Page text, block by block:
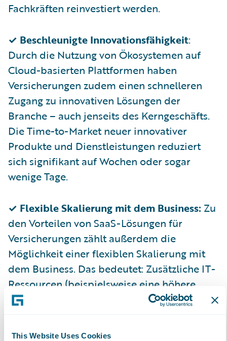
This Website Uses Cookies
Fachkräften reinvestiert werden.
✓ Beschleunigte Innovationsfähigkeit:
Durch die Nutzung von Ökosystemen auf
Cloud-basierten Plattformen haben
Versicherungen zudem einen schnelleren
Zugang zu innovativen Lösungen der
Branche – auch jenseits des Kerngeschäfts.
Die Time-to-Market neuer innovativer
Produkte und Dienstleistungen reduziert
sich signifikant auf Wochen oder sogar
wenige Tage.
✓ Flexible Skalierung mit dem Business: Zu
den Vorteilen von SaaS-Lösungen für
Versicherungen zählt außerdem die
Möglichkeit einer flexiblen Skalierung mit
dem Business. Das bedeutet: Zusätzliche IT-
Ressourcen (beispielsweise eine höhere
Rechenleistung, Speicherkapazität etc.),
können jederzeit im Rahmen von „start